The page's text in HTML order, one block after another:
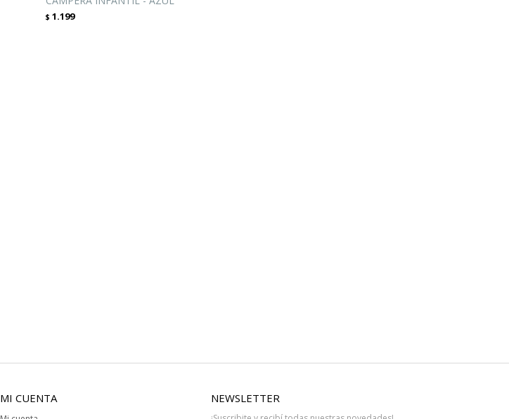
$ 1.199
MI CUENTA NEWSLETTER